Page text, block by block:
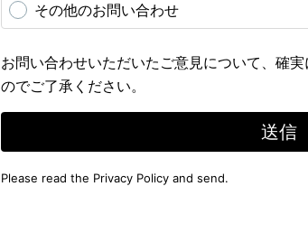
その他のお問い合わせ
お問い合わせいただいたご意見について、確
のでご了承ください。
送信
Please read the Privacy Policy and send.